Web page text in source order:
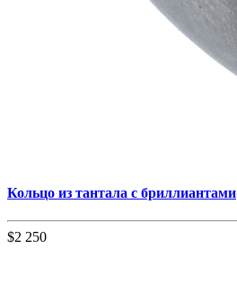
Кольцо из тантала с бриллиантами
$2 250